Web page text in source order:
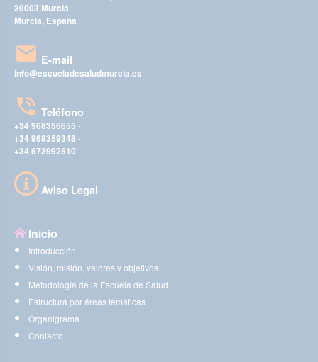
30003 Murcia
Murcia, España
E-mail
info@escueladesaludmurcia.es
Teléfono
+34 968356655 -
+34 968359348 -
+34 673992510
Aviso Legal
Inicio
Introducción
Visión, misión, valores y objetivos
Metodología de la Escuela de Salud
Estructura por áreas temáticas
Organigrama
Contacto